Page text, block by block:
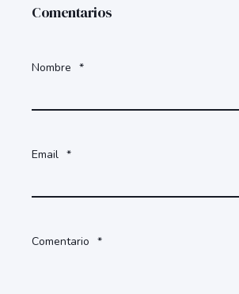
Comentarios
Nombre *
Email *
Comentario *